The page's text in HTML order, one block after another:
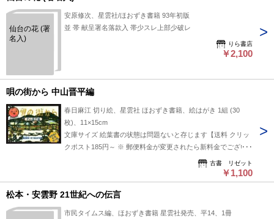
仙台の花 (署
名入)
安原修次、星雲社/ほおずき書籍 93年初版
並 帯 献呈署名落款入 帯少スレ上部少破レ
りら書店
￥2,100
唄の街から 中山晋平編
春日麻江 切り絵、星雲社 ほおずき書籍、絵はがき 1組 (30
枚)、11×15cm
文庫サイズ 絵葉書の状態は問題ないと存じます【送料 クリッ
クポスト185円～ ※ 郵便料金が変更されたら新料金でござい
古書 リゼット
￥1,100
松本・安雲野 21世紀への伝言
市民タイムス編、ほおずき書籍 星雲社発売、平14、1冊